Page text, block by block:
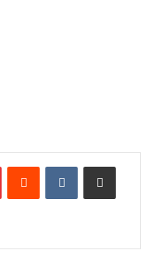
PinterestReddit VKontakteShare via Email